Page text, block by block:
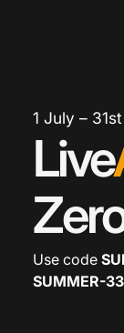
1 July –
Live
Use code
SUMMER-